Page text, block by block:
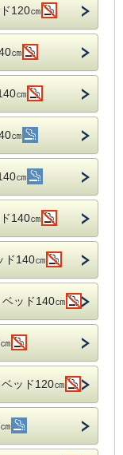
120㎝
㎝
㎝
㎝
㎝
140㎝
ド140㎝
ッド140㎝
ッド120㎝